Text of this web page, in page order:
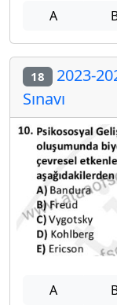
A
18 2023-
Sınavı
A